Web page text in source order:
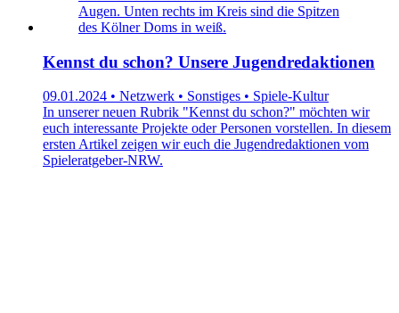
Kennst du schon? Unsere Jugendredaktionen
09.01.2024 • Netzwerk • Sonstiges • Spiele-Kultur
In unserer neuen Rubrik "Kennst du schon?" möchten wir
euch interessante Projekte oder Personen vorstellen. In diesem
ersten Artikel zeigen wir euch die Jugendredaktionen vom
Spieleratgeber-NRW.